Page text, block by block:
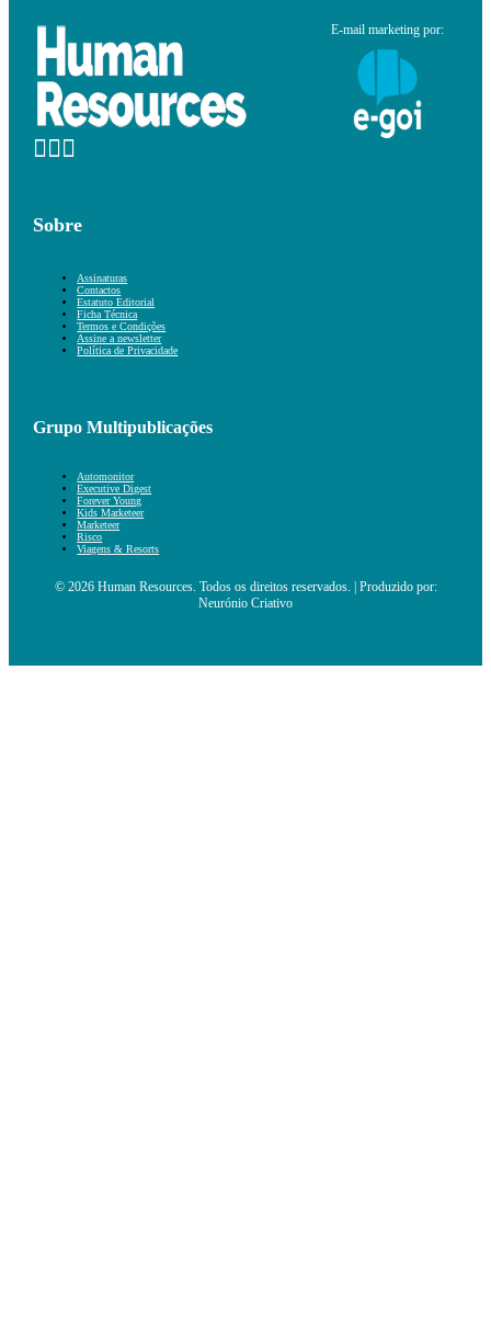
E-mail marketing por:
Sobre
Assinaturas
Contactos
Estatuto Editorial
Ficha Técnica
Termos e Condições
Assine a newsletter
Política de Privacidade
Grupo Multipublicações
Automonitor
Executive Digest
Forever Young
Kids Marketeer
Marketeer
Risco
Viagens & Resorts
© 2026 Human Resources. Todos os direitos reservados. | Produzido por:
Neurónio Criativo